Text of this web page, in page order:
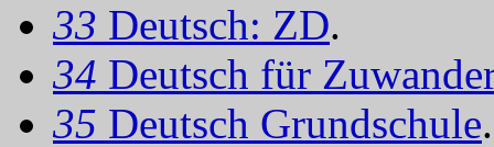
33 Deutsch: ZD.
34 Deutsch für
35 Deutsch Grundschule.